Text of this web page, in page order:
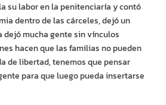
su labor en la penitenciaría y contó
dentro de las cárceles, dejó un
dejó mucha gente sin vínculos
hacen que las familias no pueden
de libertad, tenemos que pensar
para que luego pueda insertarse